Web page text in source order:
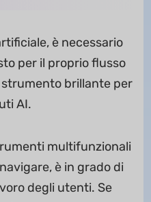
è necessario
per il proprio flusso
strumento brillante per
AI.
multifunzionali
è in grado di
degli utenti. Se